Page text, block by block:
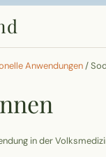
Anwendungen /
in der